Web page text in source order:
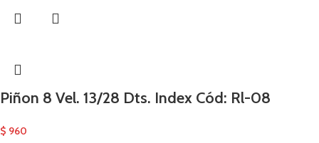
Piñon 8 Vel. 13/28 Dts. Index Cód: Rl-08
$ 960